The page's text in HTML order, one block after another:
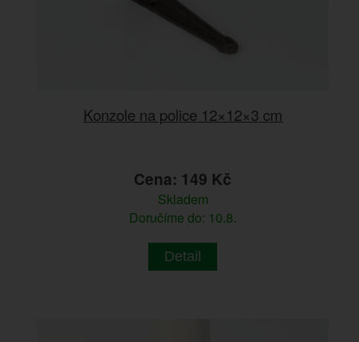
Konzole na police 12×12×3 cm
Cena: 149 Kč
Skladem
Doručíme do: 10.8.
Detail